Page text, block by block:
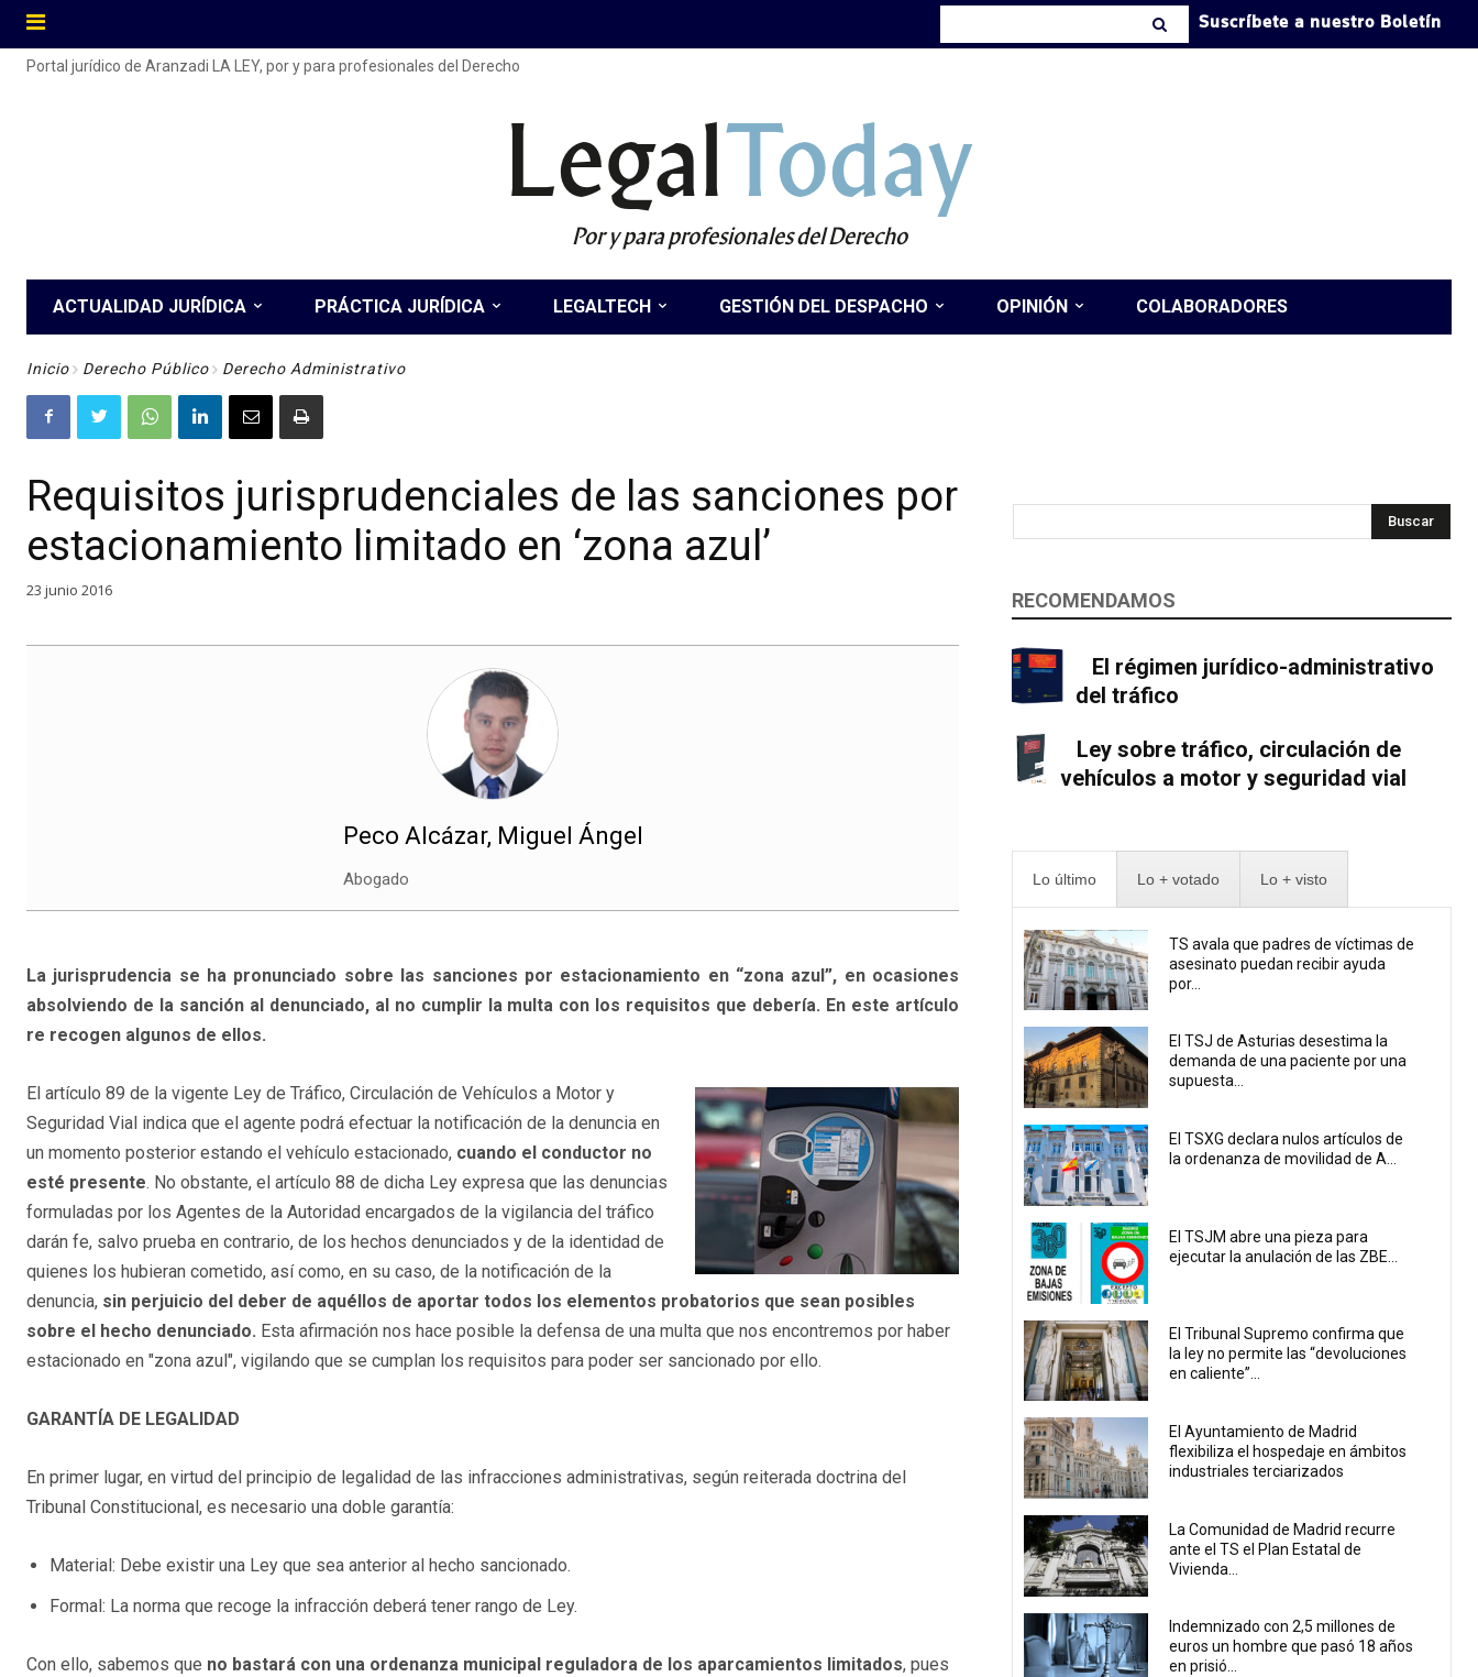
Suscríbete a nuestro Boletín
Portal jurídico de Aranzadi LA LEY, por y para profesionales del Derecho
LegalToday
Por y para profesionales del Derecho
ACTUALIDAD JURÍDICA PRÁCTICA JURÍDICA LEGALTECH GESTIÓN DEL DESPACHO OPINIÓN COLABORADORES
Inicio Derecho Público Derecho Administrativo
Requisitos jurisprudenciales de las sanciones por
estacionamiento limitado en ‘zona azul’
23 junio 2016
Peco Alcázar, Miguel Ángel
Abogado
La jurisprudencia se ha pronunciado sobre las sanciones por estacionamiento en “zona azul”, en ocasiones
absolviendo de la sanción al denunciado, al no cumplir la multa con los requisitos que debería. En este artículo
re recogen algunos de ellos.
El artículo 89 de la vigente Ley de Tráfico, Circulación de Vehículos a Motor y
Seguridad Vial indica que el agente podrá efectuar la notificación de la denuncia en
un momento posterior estando el vehículo estacionado, cuando el conductor no
esté presente. No obstante, el artículo 88 de dicha Ley expresa que las denuncias
formuladas por los Agentes de la Autoridad encargados de la vigilancia del tráfico
darán fe, salvo prueba en contrario, de los hechos denunciados y de la identidad de
quienes los hubieran cometido, así como, en su caso, de la notificación de la
denuncia, sin perjuicio del deber de aquéllos de aportar todos los elementos probatorios que sean posibles
sobre el hecho denunciado. Esta afirmación nos hace posible la defensa de una multa que nos encontremos por haber
estacionado en "zona azul", vigilando que se cumplan los requisitos para poder ser sancionado por ello.
GARANTÍA DE LEGALIDAD
En primer lugar, en virtud del principio de legalidad de las infracciones administrativas, según reiterada doctrina del
Tribunal Constitucional, es necesario una doble garantía:
Material: Debe existir una Ley que sea anterior al hecho sancionado.
Formal: La norma que recoge la infracción deberá tener rango de Ley.
Con ello, sabemos que no bastará con una ordenanza municipal reguladora de los aparcamientos limitados, pues
Buscar
RECOMENDAMOS
El régimen jurídico-administrativo
del tráfico
Ley sobre tráfico, circulación de
vehículos a motor y seguridad vial
Lo último Lo + votado Lo + visto
TS avala que padres de víctimas de
asesinato puedan recibir ayuda
por...
El TSJ de Asturias desestima la
demanda de una paciente por una
supuesta...
El TSXG declara nulos artículos de
la ordenanza de movilidad de A...
El TSJM abre una pieza para
ejecutar la anulación de las ZBE...
El Tribunal Supremo confirma que
la ley no permite las “devoluciones
en caliente”...
El Ayuntamiento de Madrid
flexibiliza el hospedaje en ámbitos
industriales terciarizados
La Comunidad de Madrid recurre
ante el TS el Plan Estatal de
Vivienda...
Indemnizado con 2,5 millones de
euros un hombre que pasó 18 años
en prisió...